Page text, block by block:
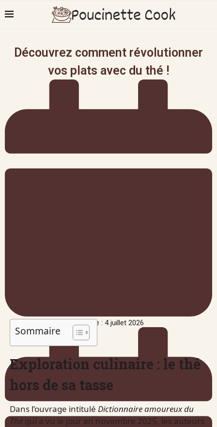
Découvrez comment révolutionner
vos plats avec du thé !
Publié le : 4 juillet 2026
Sommaire
Exploration culinaire : le thé
hors de sa tasse
Dans l’ouvrage intitulé Dictionnaire amoureux du
Thé qui a vu le jour en novembre 2025, les auteurs